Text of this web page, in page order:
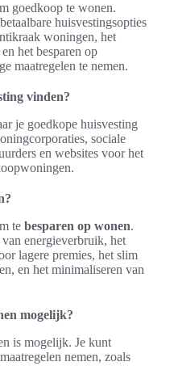
goedkoop te wonen.
huisvestingsopties
woningen, het
het besparen op
maatregelen te nemen.
vinden?
je goedkope huisvesting
sociale
en websites voor het
te besparen op wonen.
energieverbruik, het
lagere premies, het slim
en het minimaliseren van
mogelijk?
is mogelijk. Je kunt
nemen, zoals